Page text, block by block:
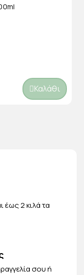
Καλάθι
έως 2 κιλά τα
σου ή